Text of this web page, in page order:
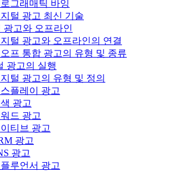
그래매틱 바잉
털 광고 최신 기술
광고와 오프라인
털 광고와 오프라인의 연결
프 통합 광고의 유형 및 종류
광고의 실행
털 광고의 유형 및 정의
플레이 광고
광고
드 광고
티브 광고
광고
광고
루언서 광고